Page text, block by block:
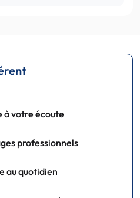
à votre écoute
professionnels
au quotidien